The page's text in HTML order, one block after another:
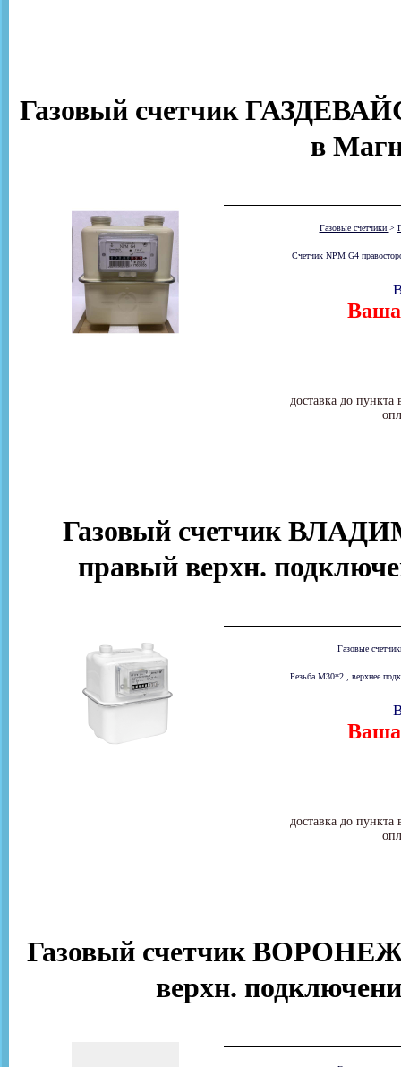
Газовый счетчик
в
Газовые счетчики >
Счетчик NPM G4
Ваша
доставка до
Газовый счетчик
правый верхн.
Газовые
Резьба М30*2 , верхнее
Ваша
доставка до
Газовый счетчик
верхн.